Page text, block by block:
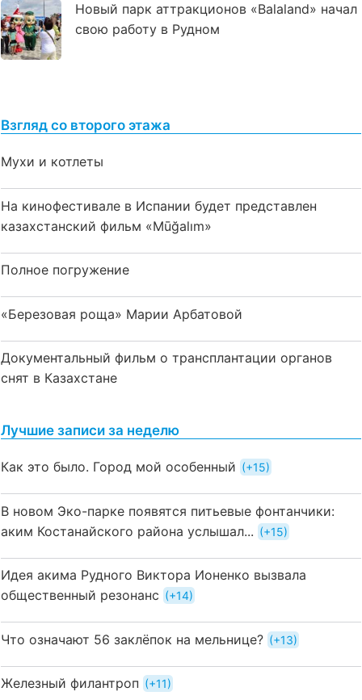
Новый парк аттракционов «Balaland» начал
свою работу в Рудном
Взгляд со второго этажа
Мухи и котлеты
На кинофестивале в Испании будет представлен
казахстанский фильм «Mūğalım»
Полное погружение
«Березовая роща» Марии Арбатовой
Документальный фильм о трансплантации органов
снят в Казахстане
Лучшие записи за неделю
Как это было. Город мой особенный +15
В новом Эко-парке появятся питьевые фонтанчики:
аким Костанайского района услышал...
+15
Идея акима Рудного Виктора Ионенко вызвала
общественный резонанс
+14
Что означают 56 заклёпок на мельнице? +13
Железный филантроп +11